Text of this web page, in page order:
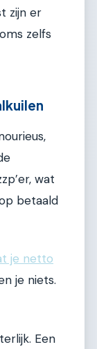
zijn er
zelfs
wat
betaald
je netto
je niets.
Een